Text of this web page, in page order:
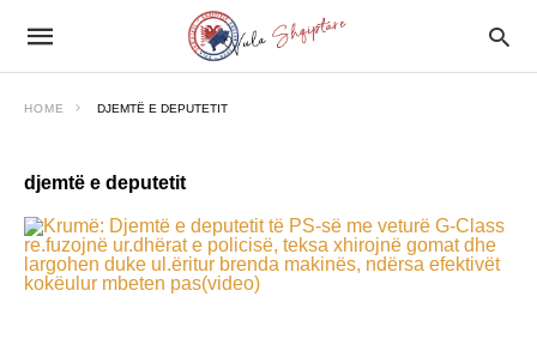
HOME DJEMTË E DEPUTETIT
djemtë e deputetit